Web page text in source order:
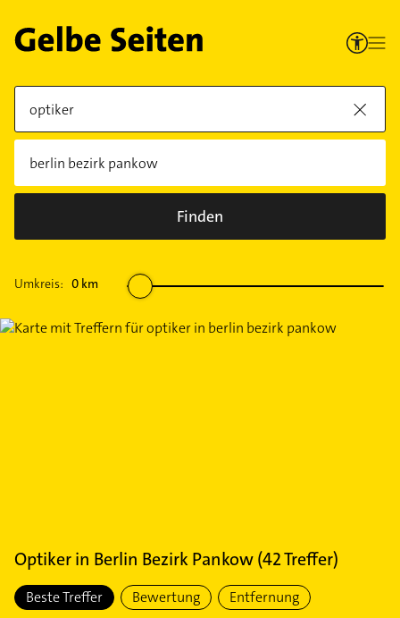
Finden
Umkreis: 0 km
Optikerin Berlin Bezirk Pankow(42Treffer)
Beste Treffer Bewertung Entfernung